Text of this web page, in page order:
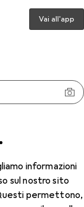
informazioni
sul nostro sito
permettono,
Vai all'app